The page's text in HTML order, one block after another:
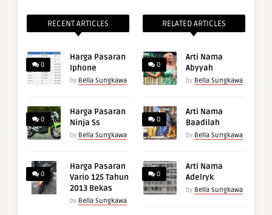
RECENT ARTICLES
0
Harga Pasaran
Iphone
by Bella Sungkawa
0
Harga Pasaran
Ninja Ss
by Bella Sungkawa
0
Harga Pasaran
Vario 125 Tahun
2013 Bekas
by Bella Sungkawa
RELATED ARTICLES
0
Arti Nama
Abyyah
by Bella Sungkawa
0
Arti Nama
Baadilah
by Bella Sungkawa
0
Arti Nama
Adelryk
by Bella Sungkawa